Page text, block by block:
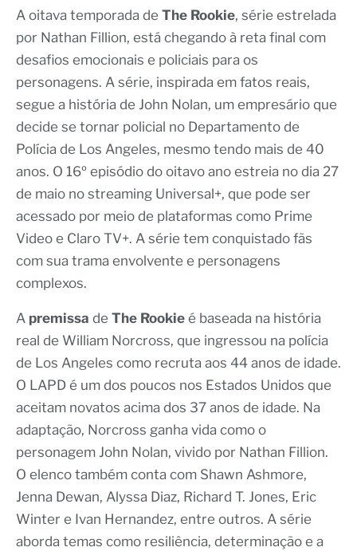
A oitava temporada de The Rookie, série estrelada
por Nathan Fillion, está chegando à reta final com
desafios emocionais e policiais para os
personagens. A série, inspirada em fatos reais,
segue a história de John Nolan, um empresário que
decide se tornar policial no Departamento de
Polícia de Los Angeles, mesmo tendo mais de 40
anos. O 16º episódio do oitavo ano estreia no dia 27
de maio no streaming Universal+, que pode ser
acessado por meio de plataformas como Prime
Video e Claro TV+. A série tem conquistado fãs
com sua trama envolvente e personagens
complexos.
A premissa de The Rookie é baseada na história
real de William Norcross, que ingressou na polícia
de Los Angeles como recruta aos 44 anos de idade.
O LAPD é um dos poucos nos Estados Unidos que
aceitam novatos acima dos 37 anos de idade. Na
adaptação, Norcross ganha vida como o
personagem John Nolan, vivido por Nathan Fillion.
O elenco também conta com Shawn Ashmore,
Jenna Dewan, Alyssa Diaz, Richard T. Jones, Eric
Winter e Ivan Hernandez, entre outros. A série
aborda temas como resiliência, determinação e a